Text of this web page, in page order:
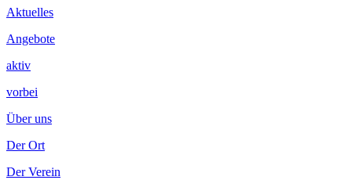
Aktuelles
Angebote
aktiv
vorbei
Über uns
Der Ort
Der Verein